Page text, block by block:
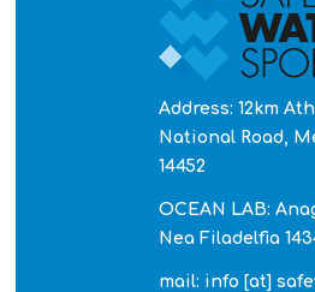
Address: 12km
National Road,
14452
OCEAN LAB:
Nea Filadelfia
mail: info [at]